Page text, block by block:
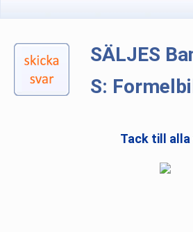
SÄLJES
S:
Tack till